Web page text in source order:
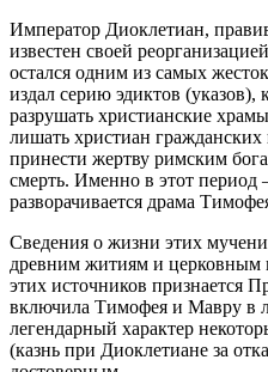
Император Диоклетиан,
известен своей
остался одним из самых
издал серию эдиктов (указов),
разрушать христианские
лишать христиан гражданских
принести жертву римским
смерть. Именно в этот
разворачивается драма
Сведения о жизни этих
древним житиям и церковным
этих источников признается
включила Тимофея и Мавру в
легендарный характер
(казнь при Диоклетиане за